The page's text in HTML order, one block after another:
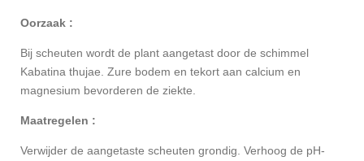
Oorzaak :
Bij scheuten wordt de plant aangetast door de schimmel
Kabatina thujae. Zure bodem en tekort aan calcium en
magnesium bevorderen de ziekte.
Maatregelen :
Verwijder de aangetaste scheuten grondig. Verhoog de pH-